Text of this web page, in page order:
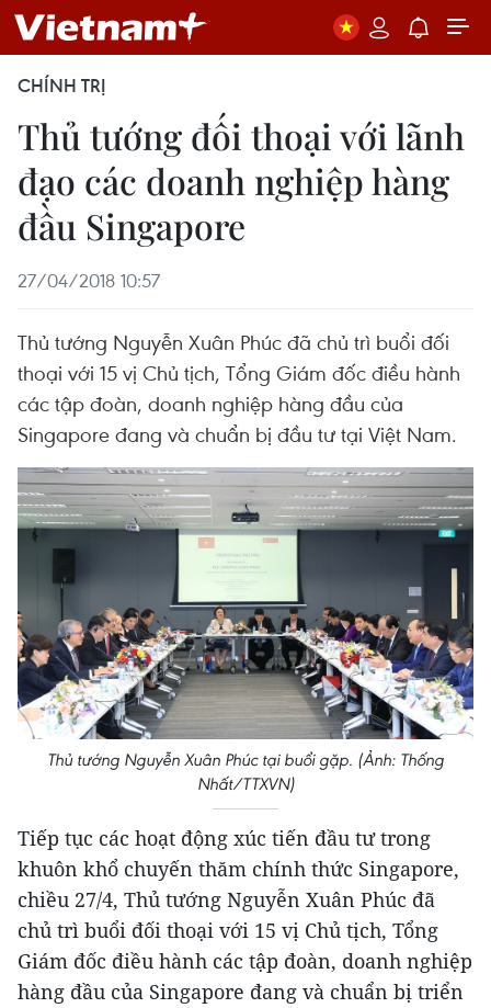
CHÍNH TRỊ
Thủ tướng đối thoại với lãnh
đạo các doanh nghiệp hàng
đầu Singapore
27/04/2018 10:57
Thủ tướng Nguyễn Xuân Phúc đã chủ trì buổi đối
thoại với 15 vị Chủ tịch, Tổng Giám đốc điều hành
các tập đoàn, doanh nghiệp hàng đầu của
Singapore đang và chuẩn bị đầu tư tại Việt Nam.
Thủ tướng Nguyễn Xuân Phúc tại buổi gặp. (Ảnh: Thống
Nhất/TTXVN)
Tiếp tục các hoạt động xúc tiến đầu tư trong
khuôn khổ chuyến thăm chính thức Singapore,
chiều 27/4, Thủ tướng Nguyễn Xuân Phúc đã
chủ trì buổi đối thoại với 15 vị Chủ tịch, Tổng
Giám đốc điều hành các tập đoàn, doanh nghiệp
hàng đầu của Singapore đang và chuẩn bị triển